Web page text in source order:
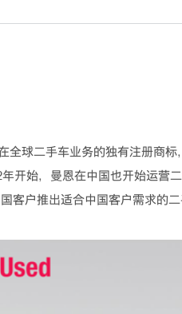
全球二手车业务的独有注册商
开始，曼恩在中国也开始运营
客户推出适合中国客户需求的